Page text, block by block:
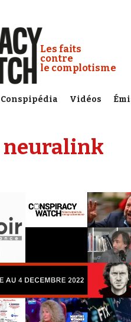
Conspiracy Watch :
Les faits
contre
le complotisme
Conspipédia Vidéos
neuralink